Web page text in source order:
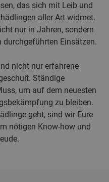
das sich mit Leib und
aller Art widmet.
nur in Jahren, sondern
Einsätzen.
nicht nur erfahrene
Ständige
um auf dem neuesten
zu bleiben.
geht, sind wir Eure
nötigen Know-how und